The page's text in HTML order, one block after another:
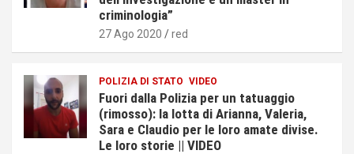
criminologia”
27 Ago 2020 red
POLIZIA DI STATO VIDEO
Fuori dalla Polizia per un tatuaggio
(rimosso): la lotta di Arianna, Valeria,
Sara e Claudio per le loro amate divise.
Le loro storie || VIDEO